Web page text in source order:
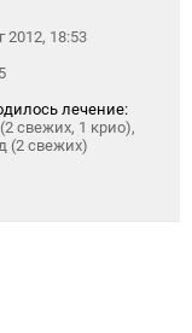
2012, 18:53
5
лечение:
свежих, 1 крио),
(2 свежих)